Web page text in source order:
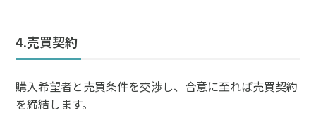
4.売買契約
購入希望者と売買条件を交渉し、合意に至れば売買契約
を締結します。